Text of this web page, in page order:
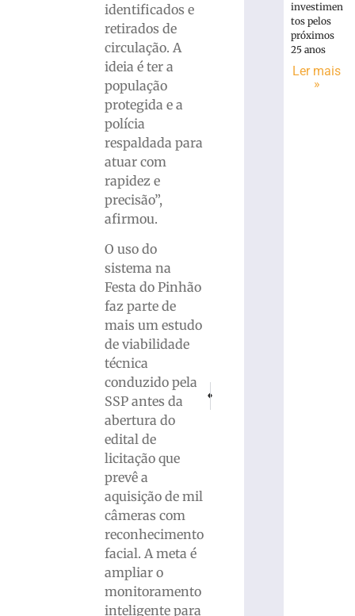
identificados e
retirados de
circulação. A
ideia é ter a
população
protegida e a
polícia
respaldada para
atuar com
rapidez e
precisão”,
afirmou.
O uso do
sistema na
Festa do Pinhão
faz parte de
mais um estudo
de viabilidade
técnica
conduzido pela
SSP antes da
abertura do
edital de
licitação que
prevê a
aquisição de mil
câmeras com
reconhecimento
facial. A meta é
ampliar o
monitoramento
inteligente para
PRÓXIMO
investimen
tos pelos
próximos
25 anos
Ler mais
»